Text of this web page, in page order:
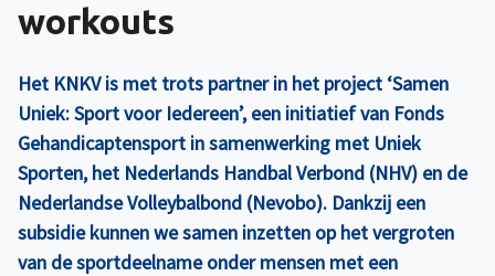
workouts
Het KNKV is met trots partner in het project ‘Samen
Uniek: Sport voor Iedereen’, een initiatief van Fonds
Gehandicaptensport in samenwerking met Uniek
Sporten, het Nederlands Handbal Verbond (NHV) en de
Nederlandse Volleybalbond (Nevobo). Dankzij een
subsidie kunnen we samen inzetten op het vergroten
van de sportdeelname onder mensen met een